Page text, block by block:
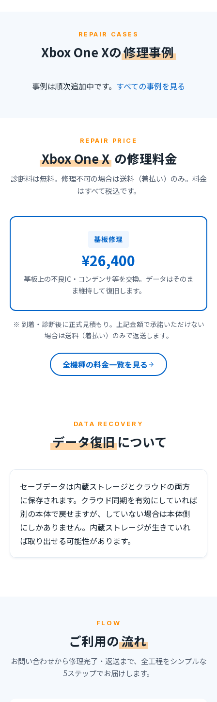
REPAIR CASES
Xbox One Xの修理事例
事例は順次追加中です。 すべての事例を見る
REPAIR PRICE
Xbox One X の修理料金
診断料は無料。修理不可の場合は送料（着払い）のみ。料金
はすべて税込です。
基板修理
¥26,400
基板上の不良IC・コンデンサ等を交換。データはそのま
ま維持して復旧します。
※ 到着・診断後に正式見積もり。上記金額で承諾いただけない
場合は送料（着払い）のみで返送します。
全機種の料金一覧を見る
DATA RECOVERY
データ復旧について
セーブデータは内蔵ストレージとクラウドの両方
に保存されます。クラウド同期を有効にしていれば
別の本体で戻せますが、していない場合は本体側
にしかありません。内蔵ストレージが生きていれ
ば取り出せる可能性があります。
FLOW
ご利用の流れ
お問い合わせから修理完了・返送まで、全工程をシンプルな
5ステップでお届けします。